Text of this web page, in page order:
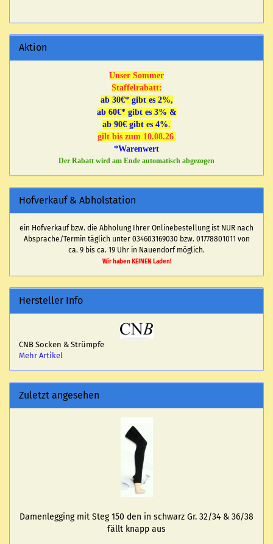
Aktion
Unser Sommer
Staffelrabatt:
ab 30€* gibt es 2%,
ab 60€* gibt es 3% &
ab 90€ gibt es 4%.
gilt bis zum 10.08.26
*Warenwert
Der Rabatt wird am Ende automatisch abgezogen
Hofverkauf & Abholstation
ein Hofverkauf bzw. die Abholung Ihrer Onlinebestellung ist NUR nach
Absprache/Termin täglich unter 034603169030 bzw. 01778801011 von
ca. 9 bis ca. 19 Uhr in Nauendorf möglich.
Wir haben KEINEN Laden!
Hersteller Info
CNB Socken & Strümpfe
Mehr Artikel
Zuletzt angesehen
Da­men­leg­ging mit Steg 150 den in schwarz Gr. 32/34 & 36/38
fällt knapp aus